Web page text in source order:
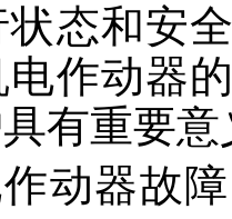
态和安
作动器
有重要意
动器故